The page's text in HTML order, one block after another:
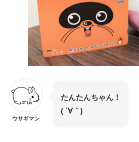
ウサギマン
たんたんちゃん！
( ´∀｀)